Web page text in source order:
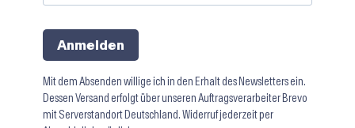
Anmelden
Mit dem Absenden willige ich in den Erhalt des Newsletters ein.
Dessen Versand erfolgt über unseren Auftragsverarbeiter Brevo
mit Serverstandort Deutschland. Widerruf jederzeit per